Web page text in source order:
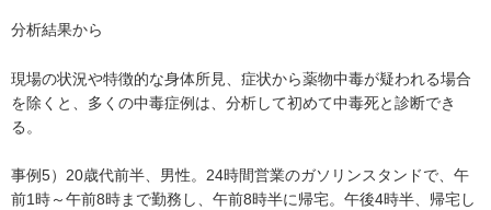
分析結果から
現場の状況や特徴的な身体所見、症状から薬物中毒が疑われる場合
を除くと、多くの中毒症例は、分析して初めて中毒死と診断でき
る。
事例5）20歳代前半、男性。24時間営業のガソリンスタンドで、午
前1時～午前8時まで勤務し、午前8時半に帰宅。午後4時半、帰宅し